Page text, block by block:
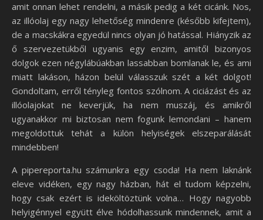
amit onnan lehet rendelni, a másik pedig a két cicánk. Nos,
az illóolaj egy nagy lehetőség mindenre (később kifejtem),
de a macskákra egyedül nincs olyan jó hatással. Hiányzik az
ő szervezetükből ugyanis egy enzim, amitől bizonyos
dolgok ezen négylábúakban lassabban bomlanak le, és ami
miatt lakáson, házon belül válasszuk szét a két dolgot!
Gondoltam, erről tényleg fontos szólnom. A ciciázást és az
illóolajokat ne keverjük, ha nem muszáj, és amikről
ugyanakkor mi biztosan nem fogunk lemondani – hanem
megoldottuk tehát a külön helyiségek elszeparálását
mindebben!
A pipereporta.hu számunkra egy csoda! Ha nem laknánk
eleve vidéken, egy nagy házban, hát el tudom képzelni,
hogy csak ezért is ideköltöztünk volna… Hogy nagyobb
helyigénnyel együtt élve hódolhassunk mindennek, amit a